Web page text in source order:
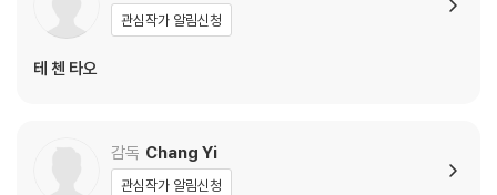
관심작가 알림신청
테 첸 타오
감독 Chang Yi
관심작가 알림신청